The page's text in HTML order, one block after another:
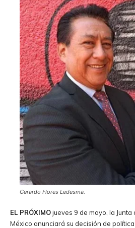
Gerardo Flores Ledesma.
EL PRÓXIMOjueves 9 de mayo, la
México anunciará su decisión de